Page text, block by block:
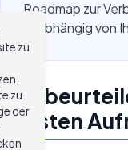
Roadmap zur
unabhängig von
Wie
meisten
zu
zu
der